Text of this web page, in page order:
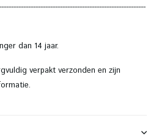
dan 14 jaar.
verpakt verzonden en zijn